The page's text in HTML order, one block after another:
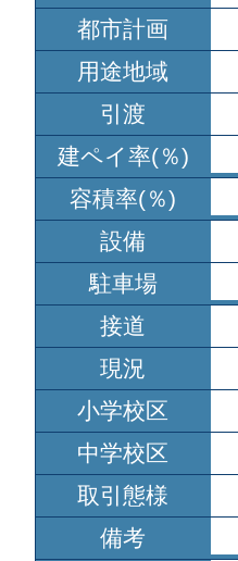
都市計画
用途地域
引渡
建ペイ率(％)
容積率(％)
設備
駐車場
接道
現況
小学校区
中学校区
取引態様
備考